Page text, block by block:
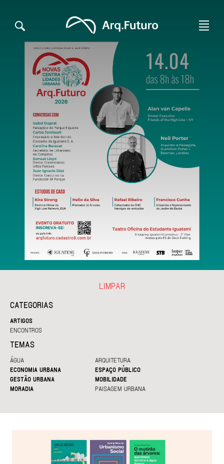
CATEGORIAS
ARTIGOS
ENCONTROS
TEMAS
ÁGUA
ARQUITETURA
ECONOMIA URBANA
ESPAÇO PÚBLICO
GESTÃO URBANA
MOBILIDADE
MORADIA
PAISAGEM URBANA
LIMPAR